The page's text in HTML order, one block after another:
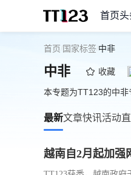
首页
首页 国家标签 中非
中非 收藏
本专题为TT123的中非
最新文章快讯活动
越南自2月起加强